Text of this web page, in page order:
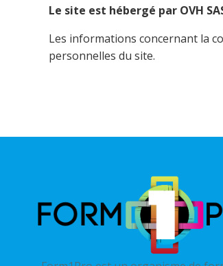
Le site est hébergé par OVH
Les informations concernant la
personnelles du site.